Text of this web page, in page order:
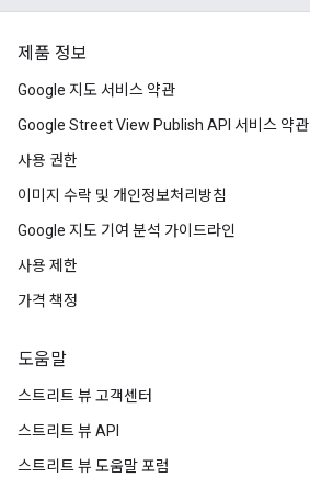
제품 정보
Google 지도 서비스 약관
Google Street View Publish API 서비스 약관
사용 권한
이미지 수락 및 개인정보처리방침
Google 지도 기여 분석 가이드라인
사용 제한
가격 책정
도움말
스트리트 뷰 고객센터
스트리트 뷰 API
스트리트 뷰 도움말 포럼